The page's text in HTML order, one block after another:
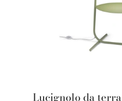
Lucignolo da terra